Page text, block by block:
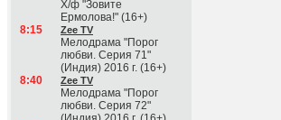
Х/ф "Зовите
Ермолова!" (16+)
8:15
Zee TV
Мелодрама "Порог
любви. Серия 71"
(Индия) 2016 г. (16+)
8:40
Zee TV
Мелодрама "Порог
любви. Серия 72"